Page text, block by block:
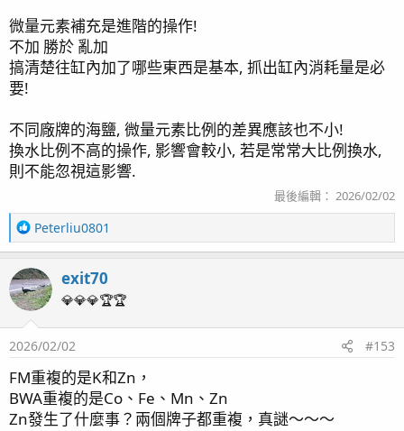
微量元素補充是進階的操作!
不加 勝於 亂加
搞清楚往缸內加了哪些東西是基本, 抓出缸內消耗量是必
要!
不同廠牌的海鹽, 微量元素比例的差異應該也不小!
換水比例不高的操作, 影響會較小, 若是常常大比例換水,
則不能忽視這影響.
最後編輯： 2026/02/02
R
e
c
t
i
o
n
：
Peterliu0801
exit70
💎💎💎🏆🏆
2026/02/02 #153
FM重複的是K和Zn，
BWA重複的是Co、Fe、Mn、Zn
Zn發生了什麼事？兩個牌子都重複，真謎～～～